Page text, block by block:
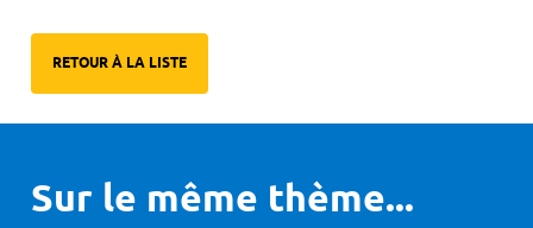
RETOUR À LA LISTE
Sur le même thème...